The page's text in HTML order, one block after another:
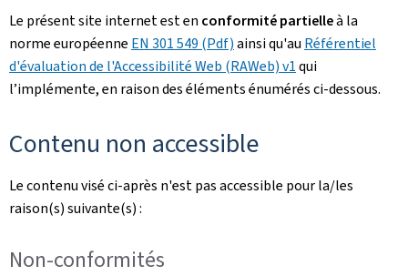
Le présent site internet est en conformité partielleà la
norme européenne EN 301 549 (Pdf)ainsi qu'au Référentiel
d'évaluation de l'Accessibilité Web (RAWeb) v1qui
l’implémente, en raison des éléments énumérés ci-dessous.
Contenu non accessible
Le contenu visé ci-après n'est pas accessible pour la/les
raison(s) suivante(s) :
Non-conformités